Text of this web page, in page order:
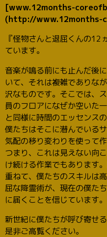
[www.12months-
(http://www.12months-
『怪物さんと退屈くんの12
ています。
音楽が鳴る前にも止んだ後
いて、それは複雑でありな
沢なものです。そこでは、
員のフロアになぜか空いた
と同様に時間のエッセンス
僕たちはそこに潜んでいる
気配の移り変わりを使って
つまり、これは見えない向
け続ける作業でもあります
重ねて、僕たちのスキルは
屈な降霊術が、現在の僕た
に届くことを信じています。
新世紀に僕たちが呼び寄せ
是非ご高覧ください。